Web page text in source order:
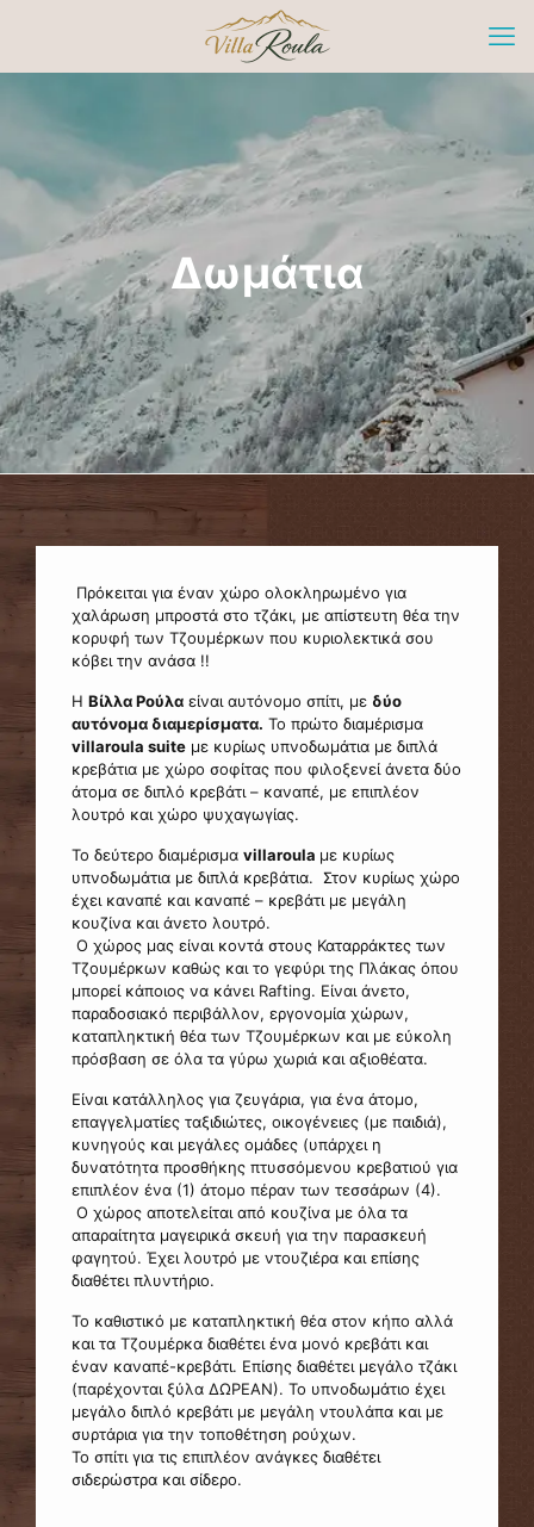
Δωμάτια
Πρόκειται για έναν χώρο ολοκληρωμένο για
χαλάρωση μπροστά στο τζάκι, με απίστευτη θέα την
κορυφή των Τζουμέρκων που κυριολεκτικά σου
κόβει την ανάσα !!
Η Βίλλα Ρούλα είναι αυτόνομο σπίτι, με δύο
αυτόνομα διαμερίσματα. Το πρώτο διαμέρισμα
villaroula suite με κυρίως υπνοδωμάτια με διπλά
κρεβάτια με χώρο σοφίτας που φιλοξενεί άνετα δύο
άτομα σε διπλό κρεβάτι – καναπέ, με επιπλέον
λουτρό και χώρο ψυχαγωγίας.
Το δεύτερο διαμέρισμα villaroula με κυρίως
υπνοδωμάτια με διπλά κρεβάτια. Στον κυρίως χώρο
έχει καναπέ και καναπέ – κρεβάτι με μεγάλη
κουζίνα και άνετο λουτρό.
Ο χώρος μας είναι κοντά στους Καταρράκτες των
Τζουμέρκων καθώς και το γεφύρι της Πλάκας όπου
μπορεί κάποιος να κάνει Rafting. Είναι άνετο,
παραδοσιακό περιβάλλον, εργονομία χώρων,
καταπληκτική θέα των Τζουμέρκων και με εύκολη
πρόσβαση σε όλα τα γύρω χωριά και αξιοθέατα.
Είναι κατάλληλος για ζευγάρια, για ένα άτομο,
επαγγελματίες ταξιδιώτες, οικογένειες (με παιδιά),
κυνηγούς και μεγάλες ομάδες (υπάρχει η
δυνατότητα προσθήκης πτυσσόμενου κρεβατιού για
επιπλέον ένα (1) άτομο πέραν των τεσσάρων (4).
Ο χώρος αποτελείται από κουζίνα με όλα τα
απαραίτητα μαγειρικά σκευή για την παρασκευή
φαγητού. Έχει λουτρό με ντουζιέρα και επίσης
διαθέτει πλυντήριο.
Το καθιστικό με καταπληκτική θέα στον κήπο αλλά
και τα Τζουμέρκα διαθέτει ένα μονό κρεβάτι και
έναν καναπέ-κρεβάτι. Επίσης διαθέτει μεγάλο τζάκι
(παρέχονται ξύλα ΔΩΡΕΑΝ). Το υπνοδωμάτιο έχει
μεγάλο διπλό κρεβάτι με μεγάλη ντουλάπα και με
συρτάρια για την τοποθέτηση ρούχων.
Το σπίτι για τις επιπλέον ανάγκες διαθέτει
σιδερώστρα και σίδερο.